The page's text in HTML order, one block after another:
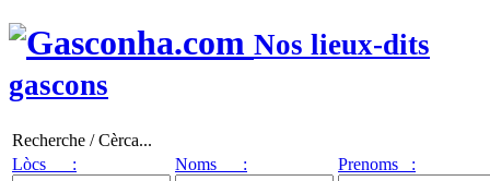
Nos lieux-dits
gascons
Recherche / Cèrca...
Lòcs :
Noms : Prenoms :